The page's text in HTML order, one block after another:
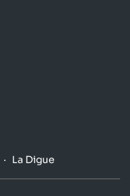
La Digue